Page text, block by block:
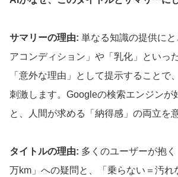
サマリーの理由: 単なる知識の提供に
アコンディション」や「乳化」といっ
「意外な理由」として提示することで
刺激します。Googleの検索エンジンが
と、人間が求める「納得感」の両立を
タイトルの理由: 多くのユーザーが抱
万km」への疑問と、「乗らない＝汚れ